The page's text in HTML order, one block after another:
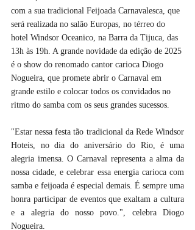
com a sua tradicional Feijoada Carnavalesca, que
será realizada no salão Europas, no térreo do
hotel Windsor Oceanico, na Barra da Tijuca, das
13h às 19h. A grande novidade da edição de 2025
é o show do renomado cantor carioca Diogo
Nogueira, que promete abrir o Carnaval em
grande estilo e colocar todos os convidados no
ritmo do samba com os seus grandes sucessos.
"Estar nessa festa tão tradicional da Rede Windsor
Hoteis, no dia do aniversário do Rio, é uma
alegria imensa. O Carnaval representa a alma da
nossa cidade, e celebrar essa energia carioca com
samba e feijoada é especial demais. É sempre uma
honra participar de eventos que exaltam a cultura
e a alegria do nosso povo.", celebra Diogo
Nogueira.